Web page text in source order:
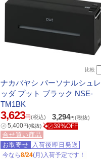
比較
ナカバヤシ パーソナルシュレ
ッダ プット ブラック NSE-
TM1BK
3,623円(税込) 3,294円(税抜)
㋱5,400円(税抜) ㋱39%OFF
合せ買い商品
お取寄せ
入荷後即日発送
今なら8/24(月)入荷予定です！